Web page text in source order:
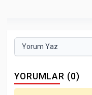
Yorum Yaz
YORUMLAR (0)